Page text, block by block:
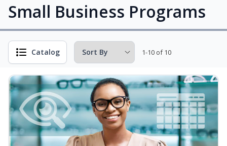
Small Business Programs
Catalog 1-10 of 10